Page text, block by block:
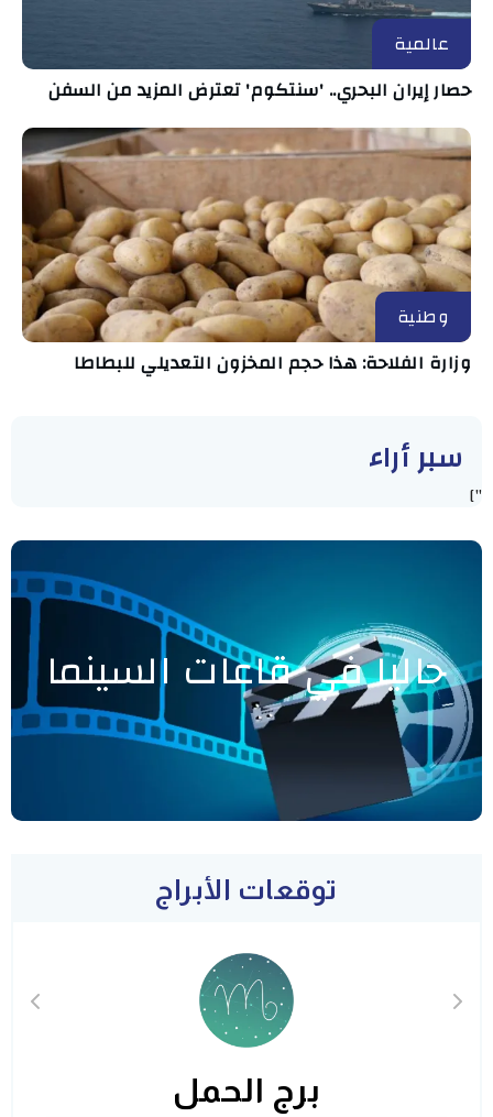
عالمية
حصار إيران البحري.. 'سنتكوم' تعترض المزيد من السفن
وطنية
وزارة الفلاحة: هذا حجم المخزون التعديلي للبطاطا
سبر أراء
"]
حاليا في قاعات السينما
توقعات الأبراج
برج الحمل